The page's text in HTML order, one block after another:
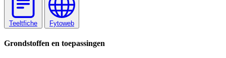
Teeltfiche Fytoweb
Grondstoffen en toepassingen